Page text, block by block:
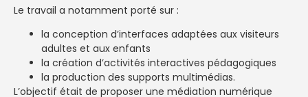
Le travail a notamment porté sur :
la conception d’interfaces adaptées aux visiteurs
adultes et aux enfants
la création d’activités interactives pédagogiques
la production des supports multimédias.
L’objectif était de proposer une médiation numérique